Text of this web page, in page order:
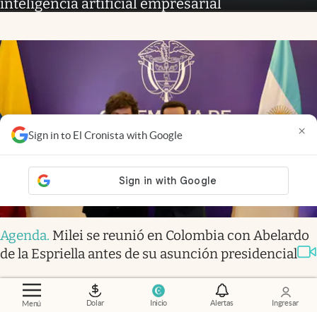
Menú Dolar Inicio Alertas Ingresar
Sign in to El Cronista with Google ×
Agenda. Milei se reunió en Colombia con Abelardo
de la Espriella antes de su asunción presidencial